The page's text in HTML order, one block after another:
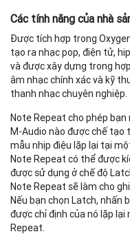
Các tính năng của nhà
Được tích hợp trong
tạo ra nhạc pop, điện tử,
và được xây dựng trong
âm nhạc chính xác và kỹ
thanh nhạc chuyên nghiệp.
Note Repeat cho phép
M-Audio nào được chế tạo
mẫu nhịp điệu lặp lại tại
Note Repeat có thể được
được sử dụng ở chế độ
Note Repeat sẽ làm cho
Nếu bạn chọn Latch, nhấn
được chỉ định của nó lặp
Repeat.